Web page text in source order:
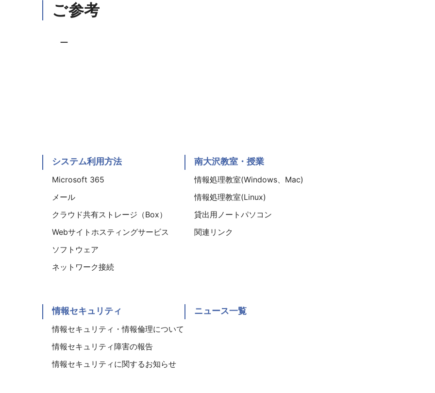
ご参考
ー
システム利用方法
Microsoft 365
メール
クラウド共有ストレージ（Box）
Webサイトホスティングサービス
ソフトウェア
ネットワーク接続
南大沢教室・授業
情報処理教室(Windows、Mac)
情報処理教室(Linux)
貸出用ノートパソコン
関連リンク
情報セキュリティ
情報セキュリティ・情報倫理について
情報セキュリティ障害の報告
情報セキュリティに関するお知らせ
ニュース一覧